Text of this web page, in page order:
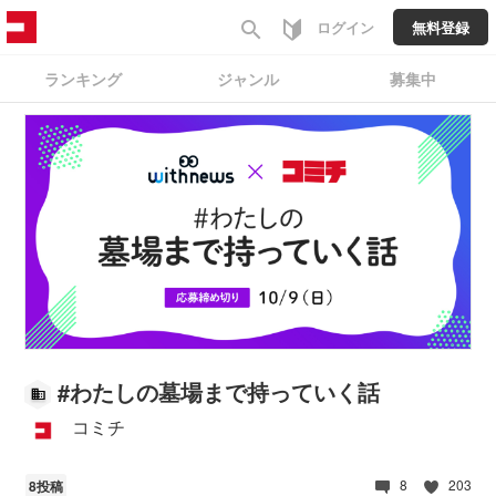
search ログイン 無料登録
ランキング ジャンル 募集中
#わたしの墓場まで持っていく話
コミチ
8投稿 8 203